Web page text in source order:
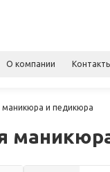
О компании
и педикюра